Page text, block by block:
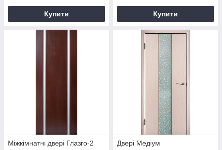
Купити Купити
Міжкімнатні двері Глазго-2
Двері Медіум